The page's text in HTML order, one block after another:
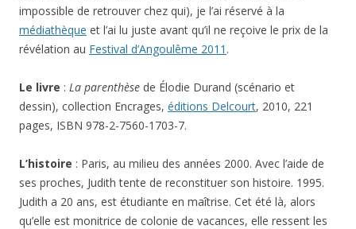
impossible de retrouver chez qui), je l’ai réservé à la
médiathèque et l’ai lu juste avant qu’il ne reçoive le prix de la
révélation au Festival d’Angoulême 2011 .
Le livre : La parenthèse de Élodie Durand (scénario et
dessin), collection Encrages, éditions Delcourt, 2010, 221
pages, ISBN 978-2-7560-1703-7.
L’histoire : Paris, au milieu des années 2000. Avec l’aide de
ses proches, Judith tente de reconstituer son histoire. 1995.
Judith a 20 ans, est étudiante en maîtrise. Cet été là, alors
qu’elle est monitrice de colonie de vacances, elle ressent les